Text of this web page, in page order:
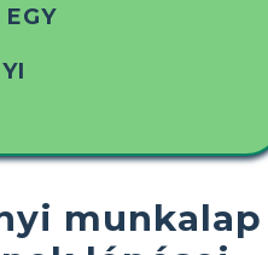
munkalap